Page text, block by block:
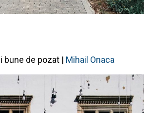
bune de pozat | Mihail Onaca